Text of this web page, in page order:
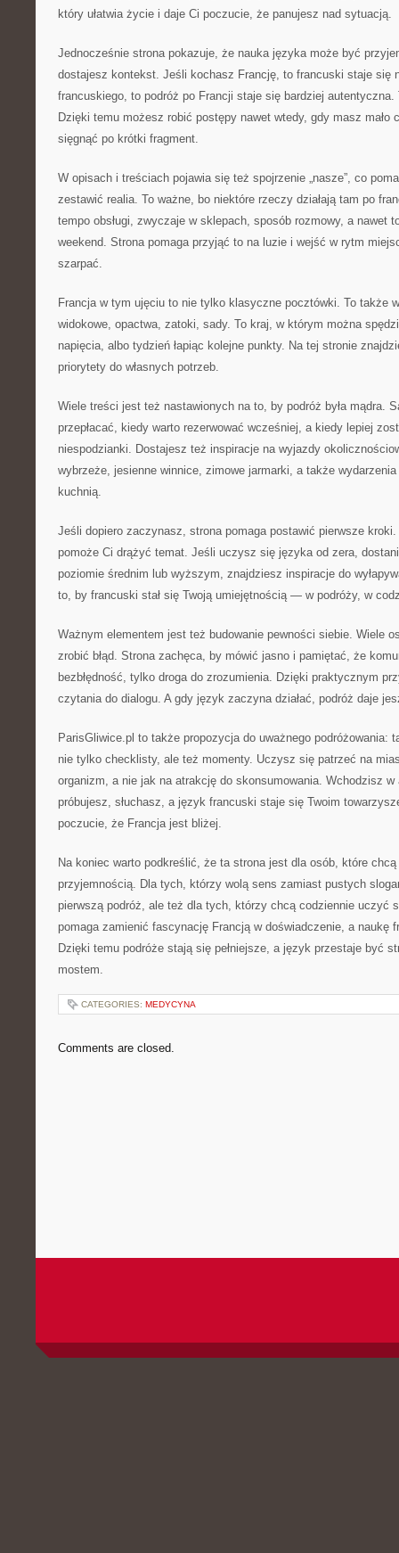
który ułatwia życie i daje Ci poczucie, że panujesz nad sytuacją.
Jednocześnie strona pokazuje, że nauka języka może być
dostajesz kontekst. Jeśli kochasz Francję, to francuski staje się
francuskiego, to podróż po Francji staje się bardziej autentyczna.
Dzięki temu możesz robić postępy nawet wtedy, gdy masz mało
sięgnąć po krótki fragment.
W opisach i treściach pojawia się też spojrzenie „nasze”, co
zestawić realia. To ważne, bo niektóre rzeczy działają tam po
tempo obsługi, zwyczaje w sklepach, sposób rozmowy, a nawet
weekend. Strona pomaga przyjąć to na luzie i wejść w rytm
szarpać.
Francja w tym ujęciu to nie tylko klasyczne pocztówki. To także
widokowe, opactwa, zatoki, sady. To kraj, w którym można
napięcia, albo tydzień łapiąc kolejne punkty. Na tej stronie
priorytety do własnych potrzeb.
Wiele treści jest też nastawionych na to, by podróż była mądra.
przepłacać, kiedy warto rezerwować wcześniej, a kiedy lepiej
niespodzianki. Dostajesz też inspiracje na wyjazdy
wybrzeże, jesienne winnice, zimowe jarmarki, a także
kuchnią.
Jeśli dopiero zaczynasz, strona pomaga postawić pierwsze
pomoże Ci drążyć temat. Jeśli uczysz się języka od zera,
poziomie średnim lub wyższym, znajdziesz inspiracje do
to, by francuski stał się Twoją umiejętnością — w podróży, w
Ważnym elementem jest też budowanie pewności siebie. Wiele
zrobić błąd. Strona zachęca, by mówić jasno i pamiętać, że
bezbłędność, tylko droga do zrozumienia. Dzięki praktycznym
czytania do dialogu. A gdy język zaczyna działać, podróż daje
ParisGliwice.pl to także propozycja do uważnego podróżowania:
nie tylko checklisty, ale też momenty. Uczysz się patrzeć na
organizm, a nie jak na atrakcję do skonsumowania. Wchodzisz
próbujesz, słuchasz, a język francuski staje się Twoim
poczucie, że Francja jest bliżej.
Na koniec warto podkreślić, że ta strona jest dla osób, które chcą
przyjemnością. Dla tych, którzy wolą sens zamiast pustych
pierwszą podróż, ale też dla tych, którzy chcą codziennie uczyć
pomaga zamienić fascynację Francją w doświadczenie, a naukę
Dzięki temu podróże stają się pełniejsze, a język przestaje być
mostem.
CATEGORIES: MEDYCYNA
Comments are closed.